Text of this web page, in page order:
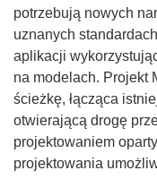
potrzebują nowych
uznanych
aplikacji
na modelach. Projekt
ścieżkę, łącząca
otwierającą drogę
projektowaniem
projektowania